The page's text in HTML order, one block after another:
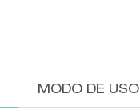
MODO DE USO